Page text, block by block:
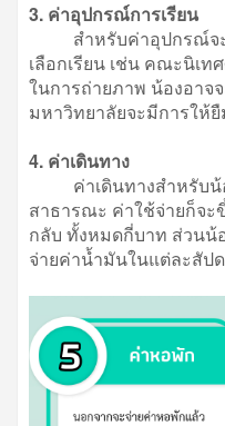
3. ค่าอุปกรณ์การเรียน
สำหรับค่าอุปกรณ์จะ
เลือกเรียน เช่น คณะนิเท
ในการถ่ายภาพ น้องอาจ
มหาวิทยาลัยจะมีการให้
4. ค่าเดินทาง
ค่าเดินทางสำหรับน้อ
สาธารณะ ค่าใช้จ่ายก็จะ
กลับ ทั้งหมดกี่บาท ส่วนน้
จ่ายค่าน้ำมันในแต่ละสัป